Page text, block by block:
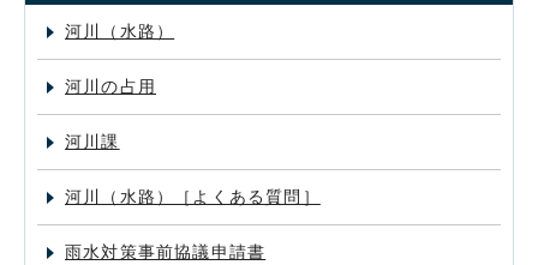
河川（水路）
河川の占用
河川課
河川（水路）［よくある質問］
雨水対策事前協議申請書